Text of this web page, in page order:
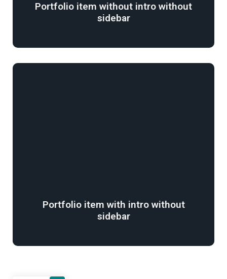
Portfolio item without intro without
sidebar
Portfolio item with intro without
sidebar